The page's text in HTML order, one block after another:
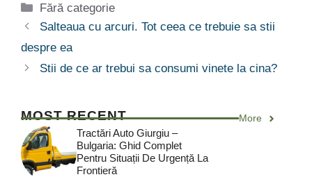
Categorii
Fără categorie
Salteaua cu arcuri. Tot ceea ce trebuie sa stii
despre ea
Stii de ce ar trebui sa consumi vinete la cina?
MOST RECENT More
Tractări Auto Giurgiu –
Bulgaria: Ghid Complet
Pentru Situații De Urgență La
Frontieră